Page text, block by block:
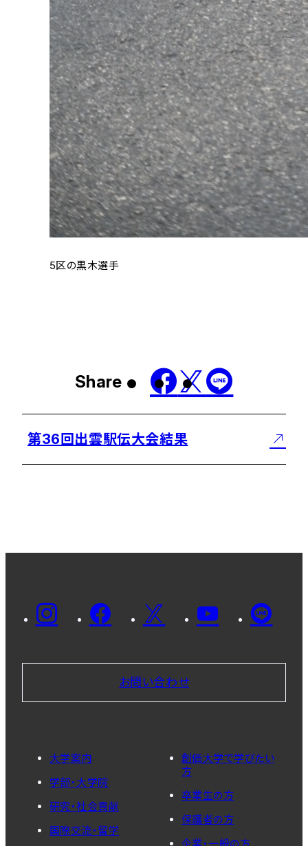
5区の黒木選手
Share
第36回出雲駅伝大会結果
お問い合わせ
大学案内
学部・大学院
研究・社会貢献
国際交流・留学
創価大学で学びたい
方
卒業生の方
保護者の方
企業・一般の方